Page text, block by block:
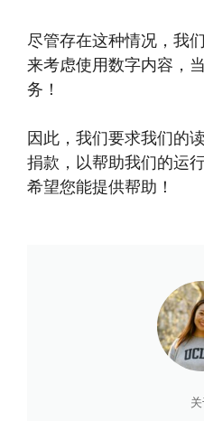
尽管存在这种情况，我
来考虑使用数字内容，
务！
因此，我们要求我们的
捐款，以帮助我们的运
希望您能提供帮助！